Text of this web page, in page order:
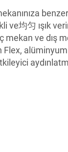
ve均匀 ışık
ve dış
Flex,